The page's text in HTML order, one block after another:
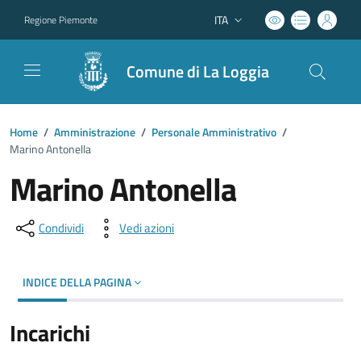
Regione Piemonte Lingua attiva:
ITA
Comune di La Loggia
Home / Amministrazione / Personale Amministrativo /
Marino Antonella
Marino Antonella
Condividi Vedi azioni
INDICE DELLA PAGINA
Incarichi